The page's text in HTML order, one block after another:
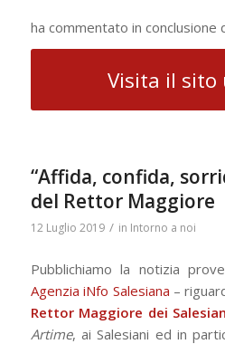
ha commentato in conclusione
Visita il sito
“Affida, confida,
del Rettor Maggiore
12 Luglio 2019 / in Intorno a noi
Pubblichiamo la notizia
Agenzia iNfo Salesiana –
Rettor Maggiore dei
Artime, ai Salesiani ed in